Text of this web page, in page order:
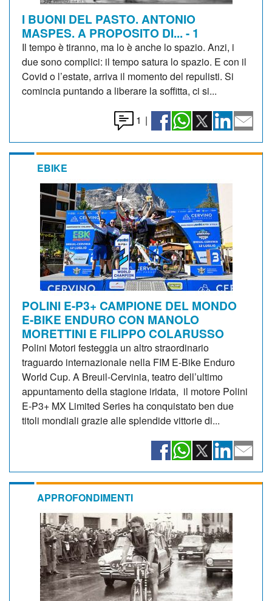
I BUONI DEL PASTO. ANTONIO
MASPES. A PROPOSITO DI... - 1
Il tempo è tiranno, ma lo è anche lo spazio. Anzi, i
due sono complici: il tempo satura lo spazio. E con il
Covid o l’estate, arriva il momento del repulisti. Si
comincia puntando a liberare la soffitta, ci si...
1 |
EBIKE
POLINI E-P3+ CAMPIONE DEL MONDO
E-BIKE ENDURO CON MANOLO
MORETTINI E FILIPPO COLARUSSO
Polini Motori festeggia un altro straordinario
traguardo internazionale nella FIM E-Bike Enduro
World Cup. A Breuil-Cervinia, teatro dell’ultimo
appuntamento della stagione iridata, il motore Polini
E-P3+ MX Limited Series ha conquistato ben due
titoli mondiali grazie alle splendide vittorie di...
APPROFONDIMENTI